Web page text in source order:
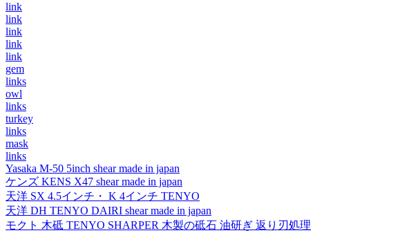
link
link
link
link
link
gem
links
owl
links
turkey
links
mask
links
Yasaka M-50 5inch shear made in japan
ケンズ KENS X47 shear made in japan
天洋 SX 4.5インチ・ K 4インチ TENYO
天洋 DH TENYO DAIRI shear made in japan
モクト 木砥 TENYO SHARPER 木製の砥石 油研ぎ 返り刃処理